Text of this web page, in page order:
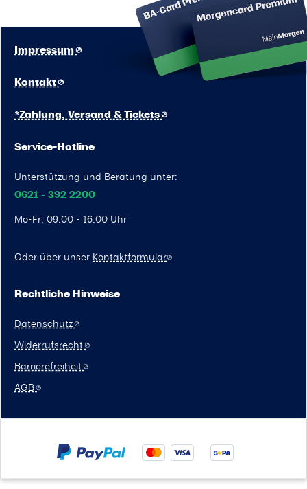
Service-Hotline
Unterstützung und Beratung unter:
0621 - 392 2200
Mo-Fr, 09:00 - 16:00 Uhr
Oder über unser Kontaktformular .
Kontakt
Impressum
*Zahlung, Versand & Tickets
Rechtliche Hinweise
Datenschutz
Widerrufsrecht
Barrierefreiheit
AGB